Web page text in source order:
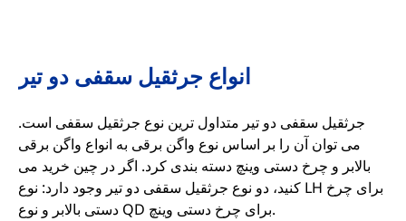
انواع جرثقیل سقفی دو تیر
جرثقیل سقفی دو تیر متداول ترین نوع جرثقیل سقفی است.
می توان آن را بر اساس نوع واگن برقی به انواع واگن برقی
بالابر و چرخ دستی وینچ دسته بندی کرد. اگر در چین خرید می
کنید، دو نوع جرثقیل سقفی دو تیر وجود دارد: نوع LH برای چرخ
دستی بالابر و نوع QD برای چرخ دستی وینچ.